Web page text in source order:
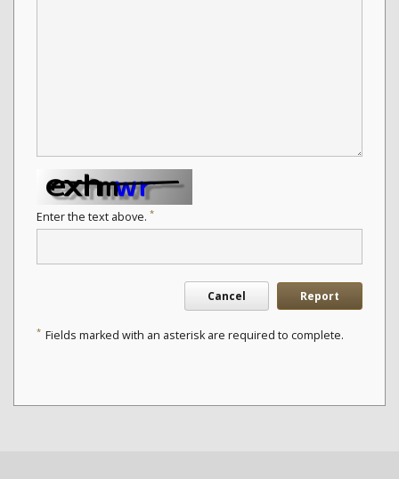
Enter the text above. *
Cancel Report
* Fields marked with an asterisk are required to complete.